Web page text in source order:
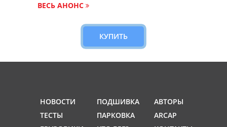
ВЕСЬ АНОНС
КУПИТЬ
НОВОСТИ
ТЕСТЫ
ПОДШИВКА
ПАРКОВКА
АВТОРЫ
ARCAP